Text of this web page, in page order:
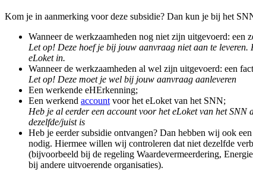
Kom je in aanmerking voor deze subsidie? Dan kun je bij het
Wanneer de werkzaamheden nog niet zijn uitgevoerd: een
Let op! Deze hoef je bij jouw aanvraag niet aan te
eLoket in.
Wanneer de werkzaamheden al wel zijn uitgevoerd: een
Let op! Deze moet je wel bij jouw aanvraag aanleveren
Een werkende eHErkenning;
Een werkend account voor het eLoket van het SNN;
Heb je al eerder een account voor het eLoket van het
dezelfde/juist is
Heb je eerder subsidie ontvangen? Dan hebben wij ook
nodig. Hiermee willen wij controleren dat niet dezelfde
(bijvoorbeeld bij de regeling Waardevermeerdering,
bij andere uitvoerende organisaties).